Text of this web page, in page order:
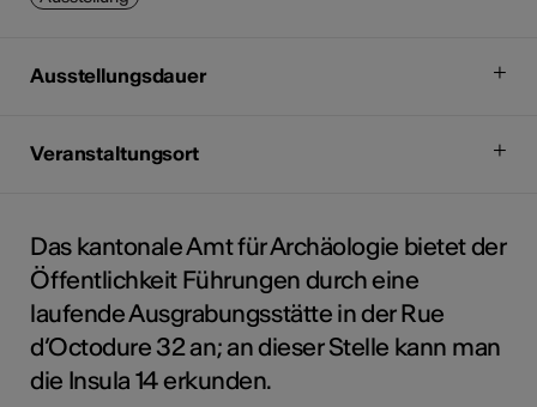
Ausstellungsdauer
Veranstaltungsort
Das kantonale Amt für Archäologie bietet der
Öffentlichkeit Führungen durch eine
laufende Ausgrabungsstätte in der Rue
d’Octodure 32 an; an dieser Stelle kann man
die Insula 14 erkunden.